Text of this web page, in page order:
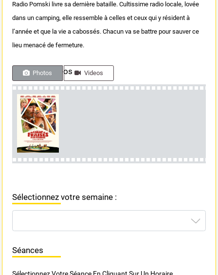
Radio Pomski livre sa dernière bataille. Cultissime radio locale, lovée
dans un camping, elle ressemble à celles et ceux qui y résident à
l’année et que la vie a cabossés. Chacun va se battre pour sauver ce
lieu menacé de fermeture.
Photos & videos
Photos Videos
Sélectionnez votre semaine :
Séances